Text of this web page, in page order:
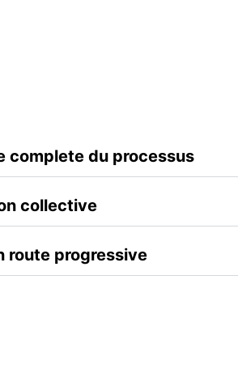
complete du processus
collective
route progressive